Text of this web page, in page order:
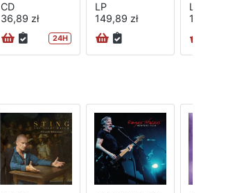
CD
36,89 zł
24H
LP
149,89 zł
LP
156,89